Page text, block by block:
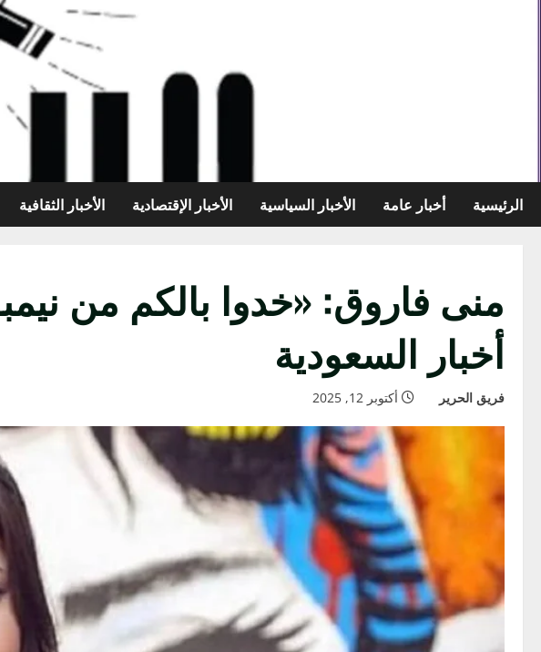
الرئيسية أخبار عامة الأخبار السياسية الأخبار الإقتصادية الأخبار الثقافية
منى فاروق: «خدوا بالكم من
أخبار السعودية
فريق الحرير أكتوبر 12, 2025